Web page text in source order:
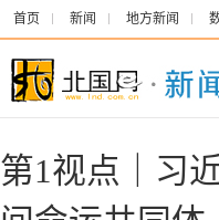
首页 新闻 地方新闻
第1视点｜习